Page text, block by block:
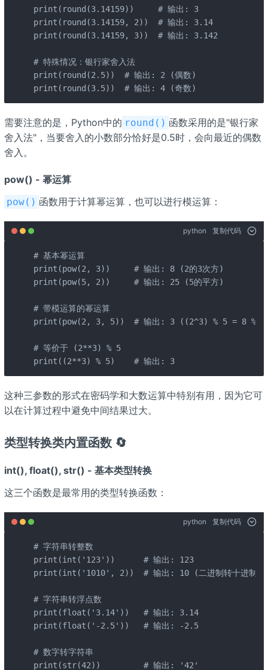
print(round(3.14159))     # 输出: 3
print(round(3.14159, 2))  # 输出: 3.14
print(round(3.14159, 3))  # 输出: 3.142
# 特殊情况：银行家舍入法
print(round(2.5))  # 输出: 2 (偶数)
print(round(3.5))  # 输出: 4 (奇数)
需要注意的是，Python中的 round() 函数采用的是"银行家
舍入法"，当要舍入的小数部分恰好是0.5时，会向最近的偶数
舍入。
pow() - 幂运算
pow() 函数用于计算幂运算，也可以进行模运算：
python 复制代码
# 基本幂运算
print(pow(2, 3))     # 输出: 8 (2的3次方)
print(pow(5, 2))     # 输出: 25 (5的平方)
# 带模运算的幂运算
print(pow(2, 3, 5))  # 输出: 3 ((2^3) % 5 = 8 %
# 等价于 (2**3) % 5
print((2**3) % 5)    # 输出: 3
这种三参数的形式在密码学和大数运算中特别有用，因为它可
以在计算过程中避免中间结果过大。
类型转换类内置函数 🔄
int(), float(), str() - 基本类型转换
这三个函数是最常用的类型转换函数：
python 复制代码
# 字符串转整数
print(int('123'))      # 输出: 123
print(int('1010', 2))  # 输出: 10 (二进制转十进制)
# 字符串转浮点数
print(float('3.14'))   # 输出: 3.14
print(float('-2.5'))   # 输出: -2.5
# 数字转字符串
print(str(42))         # 输出: '42'